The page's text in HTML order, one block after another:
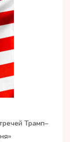
Трамп–